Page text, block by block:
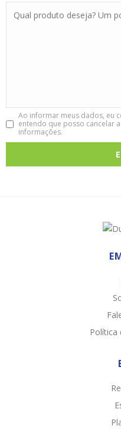
Ao informar meus dados, eu
entendo que posso cancelar
informações.
Política